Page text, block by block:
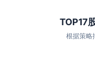
TOP17
根据策略